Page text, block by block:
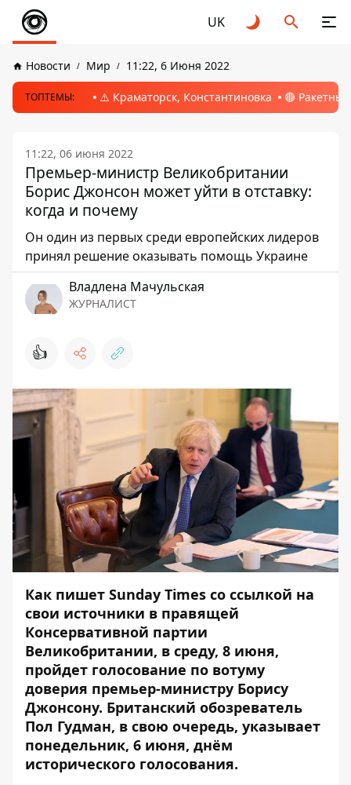
UK
Новости Мир 11:22, 6 Июня 2022
ТОПТЕМЫ: ⚠️ Краматорск, Константиновка 🔴
11:22, 06 июня 2022
Премьер-министр Великобритании
Борис Джонсон может уйти в отставку:
когда и почему
Он один из первых среди европейских лидеров
принял решение оказывать помощь Украине
Владлена Мачульская
ЖУРНАЛИСТ
👍
Как пишет Sunday Times со ссылкой на
свои источники в правящей
Консервативной партии
Великобритании, в среду, 8 июня,
пройдет голосование по вотуму
доверия премьер-министру Борису
Джонсону. Британский обозреватель
Пол Гудман, в свою очередь, указывает
понедельник, 6 июня, днём
исторического голосования.